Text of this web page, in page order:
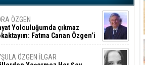
ÖZGEN
Yolculuğumda çıkmaz
Fatma Canan Özgen’i
ÖZGEN İLGAR